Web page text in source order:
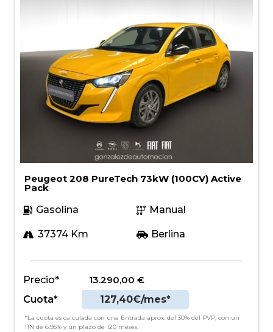
Peugeot 208 PureTech 73kW (100CV) Active
Pack
Gasolina
Manual
37374 Km Berlina
Precio* 13.290,00 €
Cuota*
127,40€/mes*
*La cuota es calculada con una Entrada aprox. del 30% del PVP, con un
TIN de 6.95% y un plazo de 120 meses.